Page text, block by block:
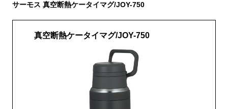
サーモス 真空断熱ケータイマグ/JOY-750
真空断熱ケータイマグ/JOY-750